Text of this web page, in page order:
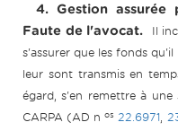
4. Gestion
Faute de l'avocat.
Il
s'assurer que les fonds
leur sont transmis en
égard, s'en remettre à une
CARPA (AD nos 22.6971,